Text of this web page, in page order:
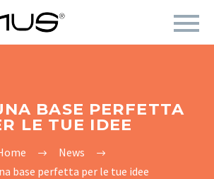
BASE PERFETTA
LE TUE IDEE
News
base perfetta per le tue idee